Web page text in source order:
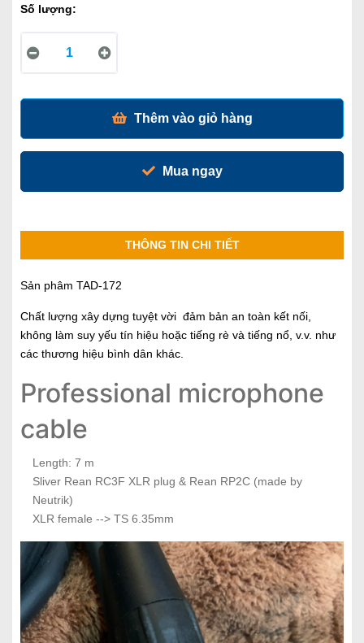
Số lượng:
Thêm vào giỏ hàng
Mua ngay
THÔNG TIN CHI TIẾT
Sản phâm TAD-172
Chất lượng xây dựng tuyệt vời đảm bản an toàn kết nối,
không làm suy yếu tín hiệu hoặc tiếng rè và tiếng nổ, v.v. như
các thương hiệu bình dân khác.
Professional microphone
cable
Length: 7 m
Sliver Rean RC3F XLR plug & Rean RP2C (made by
Neutrik)
XLR female --> TS 6.35mm